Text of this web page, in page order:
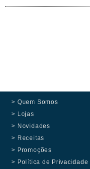
> Quem Somos
> Lojas
> Novidades
> Receitas
> Promoções
> Política de Privacidade